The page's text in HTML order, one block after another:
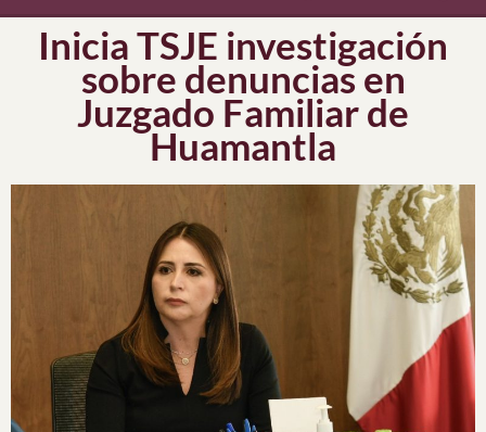
Inicia TSJE investigación
sobre denuncias en
Juzgado Familiar de
Huamantla